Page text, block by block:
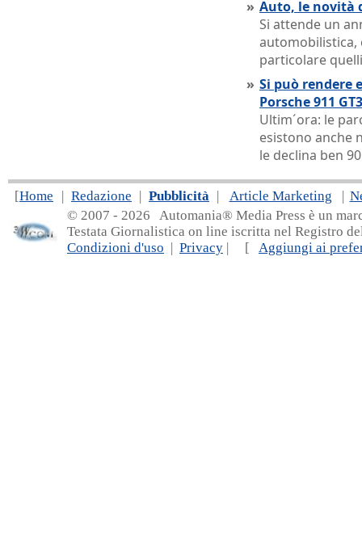
» Auto, le novità
Si attende un
particolare
» Si può rendere
Porsche 911
Ultim´ora: le
esistono anche
le declina ben
[Home | Redazione | Pubblicità | Article Marketing |
© 2007 - 2026 Automania® Media Press è un
Testata Giornalistica on line iscritta nel Registro
Condizioni d'uso | Privacy | [ Aggiungi ai